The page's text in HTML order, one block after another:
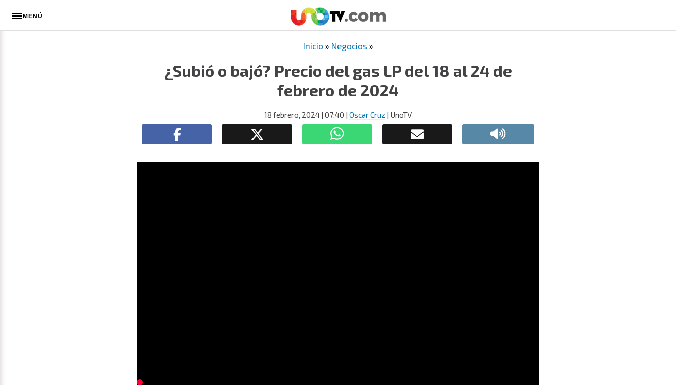
MENÚ
Inicio » Negocios »
¿Subió o bajó? Precio del gas LP del 18 al 24 de
febrero de 2024
18 febrero, 2024 | 07:40 | Oscar Cruz | UnoTV